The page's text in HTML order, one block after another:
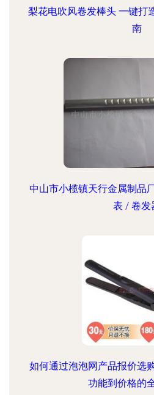
梨花电吹风卷发棒头 一键打
南
中山市小榄镇天行金属制品
表 / 卷发
如何通过泡泡网产品报价选
功能到价格的